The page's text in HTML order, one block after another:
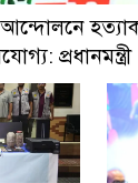
প্রধানমন্ত্রী